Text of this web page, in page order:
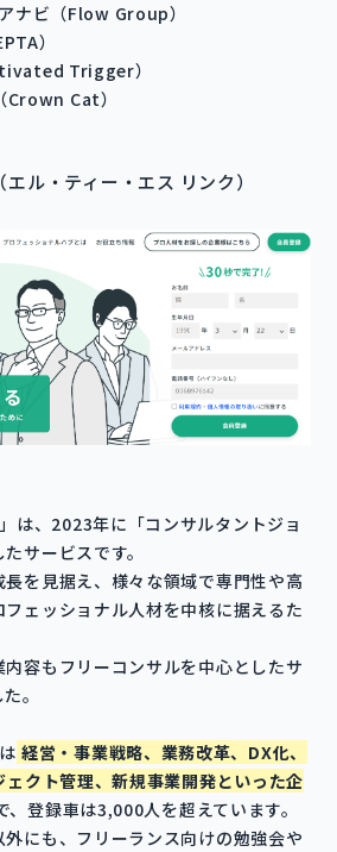
ビ（Flow Group）
）
Trigger）
Cat）
ル・ティー・エス リンク）
」は、2023年に「コンサルタントジョ
サービスです。
を見据え、様々な領域で専門性や高
ェッショナル人材を中核に据えるた
容もフリーコンサルを中心としたサ
。
経営・事業戦略、業務改革、DX化、
クト管理、新規事業開発といった企
、登録車は3,000人を超えています。
にも、フリーランス向けの勉強会や